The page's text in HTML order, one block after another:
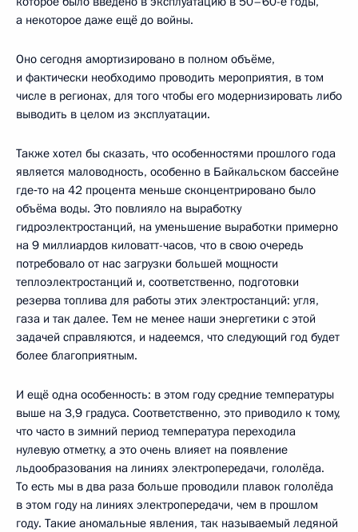
а некоторое даже ещё до войны.
Оно сегодня амортизировано в полном объёме,
и фактически необходимо проводить мероприятия, в том
числе в регионах, для того чтобы его модернизировать либо
выводить в целом из эксплуатации.
Также хотел бы сказать, что особенностями прошлого года
является маловодность, особенно в Байкальском бассейне
где‑то на 42 процента меньше сконцентрировано было
объёма воды. Это повлияло на выработку
гидроэлектростанций, на уменьшение выработки примерно
на 9 миллиардов киловатт-часов, что в свою очередь
потребовало от нас загрузки большей мощности
теплоэлектростанций и, соответственно, подготовки
резерва топлива для работы этих электростанций: угля,
газа и так далее. Тем не менее наши энергетики с этой
задачей справляются, и надеемся, что следующий год будет
более благоприятным.
И ещё одна особенность: в этом году средние температуры
выше на 3,9 градуса. Соответственно, это приводило к тому,
что часто в зимний период температура переходила
нулевую отметку, а это очень влияет на появление
льдообразования на линиях электропередачи, гололёда.
То есть мы в два раза больше проводили плавок гололёда
в этом году на линиях электропередачи, чем в прошлом
году. Такие аномальные явления, так называемый ледяной